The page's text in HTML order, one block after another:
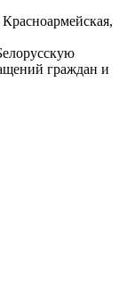
граждан и